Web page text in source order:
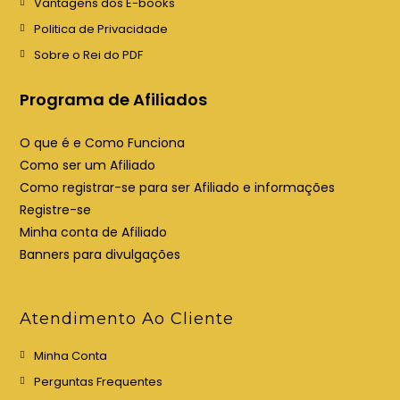
m
v
m
v
Politica de Privacidade
Sobre o Rei do PDF
Programa de Afiliados
O que é e Como Funciona
Como ser um Afiliado
Como registrar-se para ser Afiliado e informações
Registre-se
Minha conta de Afiliado
Banners para divulgações
Atendimento Ao Cliente
Minha Conta
Perguntas Frequentes